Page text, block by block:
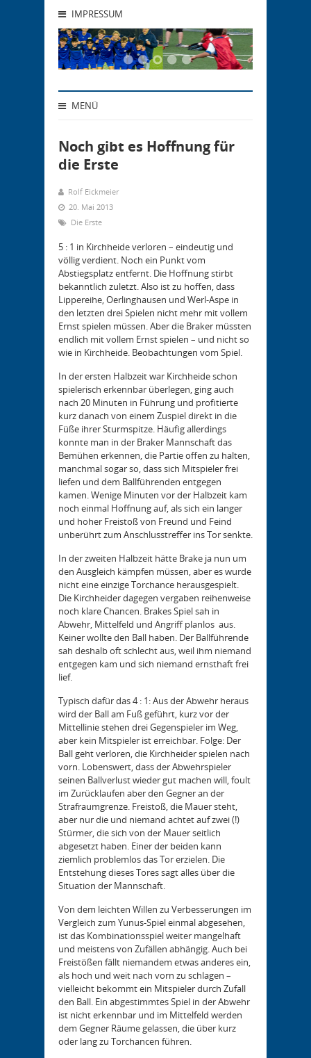
IMPRESSUM
MENÜ
Noch gibt es Hoffnung für
die Erste
Rolf Eickmeier
20. Mai 2013
Die Erste
5 : 1 in Kirchheide verloren – eindeutig und
völlig verdient. Noch ein Punkt vom
Abstiegsplatz entfernt. Die Hoffnung stirbt
bekanntlich zuletzt. Also ist zu hoffen, dass
Lippereihe, Oerlinghausen und Werl-Aspe in
den letzten drei Spielen nicht mehr mit vollem
Ernst spielen müssen. Aber die Braker müssten
endlich mit vollem Ernst spielen – und nicht so
wie in Kirchheide. Beobachtungen vom Spiel.
In der ersten Halbzeit war Kirchheide schon
spielerisch erkennbar überlegen, ging auch
nach 20 Minuten in Führung und profitierte
kurz danach von einem Zuspiel direkt in die
Füße ihrer Sturmspitze. Häufig allerdings
konnte man in der Braker Mannschaft das
Bemühen erkennen, die Partie offen zu halten,
manchmal sogar so, dass sich Mitspieler frei
liefen und dem Ballführenden entgegen
kamen. Wenige Minuten vor der Halbzeit kam
noch einmal Hoffnung auf, als sich ein langer
und hoher Freistoß von Freund und Feind
unberührt zum Anschlusstreffer ins Tor senkte.
In der zweiten Halbzeit hätte Brake ja nun um
den Ausgleich kämpfen müssen, aber es wurde
nicht eine einzige Torchance herausgespielt.
Die Kirchheider dagegen vergaben reihenweise
noch klare Chancen. Brakes Spiel sah in
Abwehr, Mittelfeld und Angriff planlos aus.
Keiner wollte den Ball haben. Der Ballführende
sah deshalb oft schlecht aus, weil ihm niemand
entgegen kam und sich niemand ernsthaft frei
lief.
Typisch dafür das 4 : 1: Aus der Abwehr heraus
wird der Ball am Fuß geführt, kurz vor der
Mittellinie stehen drei Gegenspieler im Weg,
aber kein Mitspieler ist erreichbar. Folge: Der
Ball geht verloren, die Kirchheider spielen nach
vorn. Lobenswert, dass der Abwehrspieler
seinen Ballverlust wieder gut machen will, foult
im Zurücklaufen aber den Gegner an der
Strafraumgrenze. Freistoß, die Mauer steht,
aber nur die und niemand achtet auf zwei (!)
Stürmer, die sich von der Mauer seitlich
abgesetzt haben. Einer der beiden kann
ziemlich problemlos das Tor erzielen. Die
Entstehung dieses Tores sagt alles über die
Situation der Mannschaft.
Von dem leichten Willen zu Verbesserungen im
Vergleich zum Yunus-Spiel einmal abgesehen,
ist das Kombinationsspiel weiter mangelhaft
und meistens von Zufällen abhängig. Auch bei
Freistößen fällt niemandem etwas anderes ein,
als hoch und weit nach vorn zu schlagen –
vielleicht bekommt ein Mitspieler durch Zufall
den Ball. Ein abgestimmtes Spiel in der Abwehr
ist nicht erkennbar und im Mittelfeld werden
dem Gegner Räume gelassen, die über kurz
oder lang zu Torchancen führen.